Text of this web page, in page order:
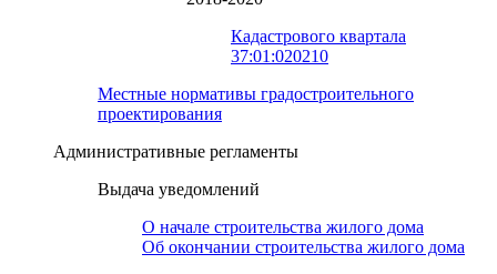
Кадастрового квартала
37:01:020210
Местные нормативы градостроительного
проектирования
Административные регламенты
Выдача уведомлений
О начале строительства жилого дома
Об окончании строительства жилого дома